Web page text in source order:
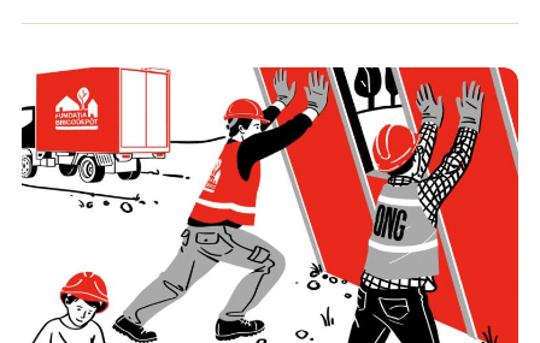
COMPANII SUSTENABILE